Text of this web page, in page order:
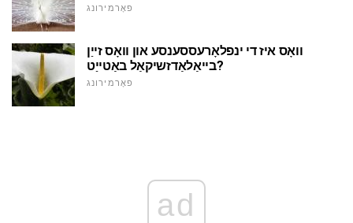
פאָרמירונג
וואָס איז די ינפלאָרעססענסע און וואָס זייַן
בייאַלאַדזשיקאַל באַטייַט?
פאָרמירונג
ad